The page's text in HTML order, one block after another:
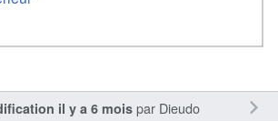
il y a 6 moispar Dieudo